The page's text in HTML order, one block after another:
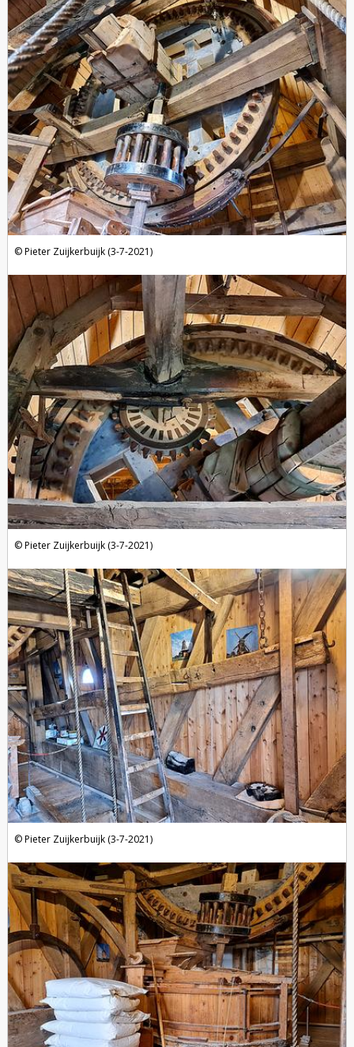
Pieter Zuijkerbuijk (3-7-2021)
Pieter Zuijkerbuijk (3-7-2021)
Pieter Zuijkerbuijk (3-7-2021)